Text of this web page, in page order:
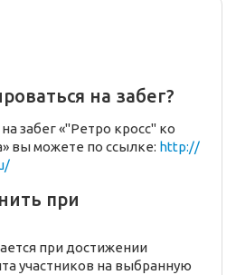
на забег?
забег «"Ретро кросс" ко
вы можете по ссылке: http://
при
при достижении
участников на выбранную